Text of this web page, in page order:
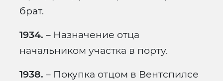
брат.
1934. – Назначение отца
начальником участка в порту.
1938. – Покупка отцом в Вентспилсе